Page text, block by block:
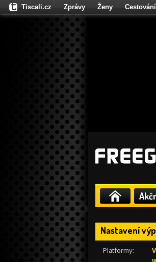
Nastavení
Platformy:
Tiscali.cz Zprávy Ženy Cestování
Fights.cz